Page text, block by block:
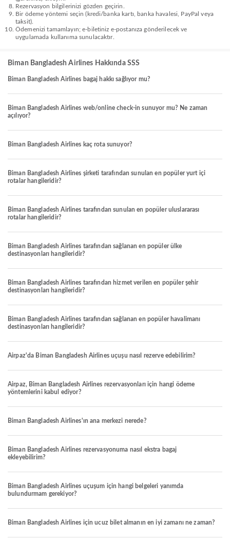
Rezervasyon bilgilerinizi gözden geçirin.
Bir ödeme yöntemi seçin (kredi/banka kartı, banka havalesi, PayPal veya
taksit).
Ödemenizi tamamlayın; e-biletiniz e-postanıza gönderilecek ve
uygulamada kullanıma sunulacaktır.
Biman Bangladesh Airlines Hakkında SSS
Biman Bangladesh Airlines bagaj hakkı sağlıyor mu?
Biman Bangladesh Airlines web/online check-in sunuyor mu? Ne zaman
açılıyor?
Biman Bangladesh Airlines kaç rota sunuyor?
Biman Bangladesh Airlines şirketi tarafından sunulan en popüler yurt içi
rotalar hangileridir?
Biman Bangladesh Airlines tarafından sunulan en popüler uluslararası
rotalar hangileridir?
Biman Bangladesh Airlines tarafından sağlanan en popüler ülke
destinasyonları hangileridir?
Biman Bangladesh Airlines tarafından hizmet verilen en popüler şehir
destinasyonları hangileridir?
Biman Bangladesh Airlines tarafından sağlanan en popüler havalimanı
destinasyonları hangileridir?
Airpaz'da Biman Bangladesh Airlines uçuşu nasıl rezerve edebilirim?
Airpaz, Biman Bangladesh Airlines rezervasyonları için hangi ödeme
yöntemlerini kabul ediyor?
Biman Bangladesh Airlines'ın ana merkezi nerede?
Biman Bangladesh Airlines rezervasyonuma nasıl ekstra bagaj
ekleyebilirim?
Biman Bangladesh Airlines uçuşum için hangi belgeleri yanımda
bulundurmam gerekiyor?
Biman Bangladesh Airlines için ucuz bilet almanın en iyi zamanı ne zaman?